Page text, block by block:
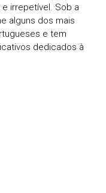
irrepetível. Sob a
alguns dos mais
e tem
dedicados à